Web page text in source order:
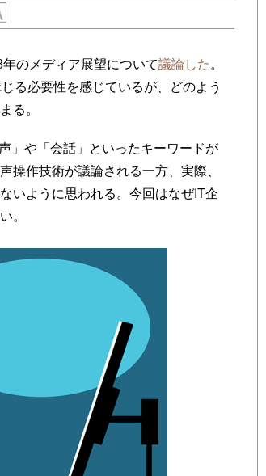
のメディア展望について議論した 。
る必要性を感じているが、どのよう
る。
」や「会話」といったキーワードが
操作技術が議論される一方、実際、
いように思われる。今回はなぜIT企
。